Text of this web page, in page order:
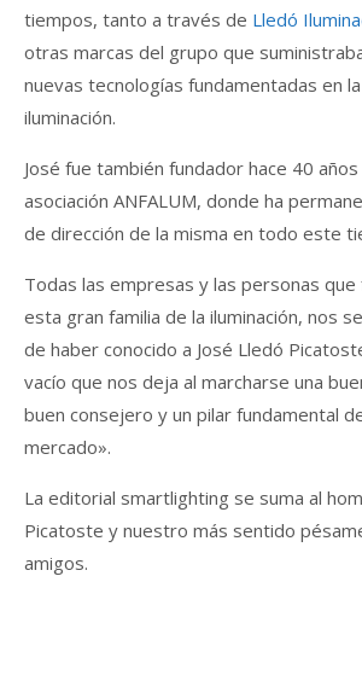
tiempos, tanto a través de Lledó
otras marcas del grupo que
nuevas tecnologías fundamentadas en
iluminación.
José fue también fundador hace 40
asociación ANFALUM, donde ha
de dirección de la misma en todo este
Todas las empresas y las personas
esta gran familia de la iluminación, nos
de haber conocido a José Lledó
vacío que nos deja al marcharse una
buen consejero y un pilar fundamental
mercado».
La editorial smartlighting se suma al
Picatoste y nuestro más sentido
amigos.